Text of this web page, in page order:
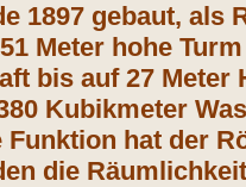
1897 gebaut,
Meter hohe
bis auf 27
Kubikmeter
hat der
die